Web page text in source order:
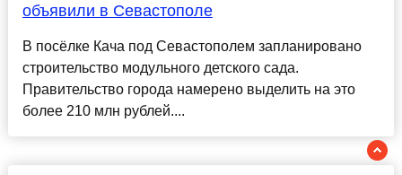
объявили в Севастополе
В посёлке Кача под Севастополем запланировано
строительство модульного детского сада.
Правительство города намерено выделить на это
более 210 млн рублей....